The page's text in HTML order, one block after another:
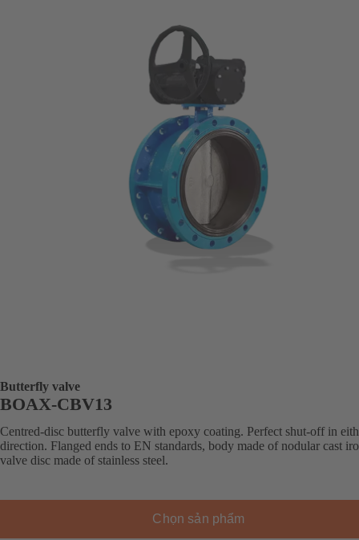
Butterfly valve
BOAX-CBV13
Centred-disc butterfly valve with epoxy coating. Perfect shut-off in
direction. Flanged ends to EN standards, body made of nodular cast
valve disc made of stainless steel.
Chọn sản phẩm